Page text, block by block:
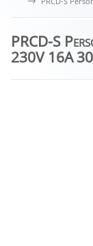
PRCD-S
230V 16A